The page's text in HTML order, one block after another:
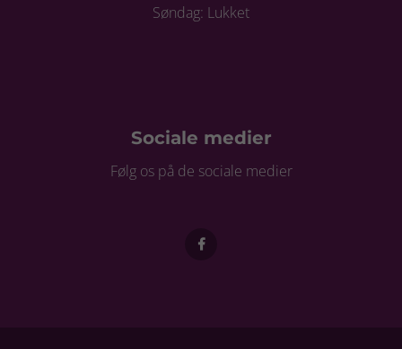
Søndag: Lukket
Sociale medier
Følg os på de sociale medier